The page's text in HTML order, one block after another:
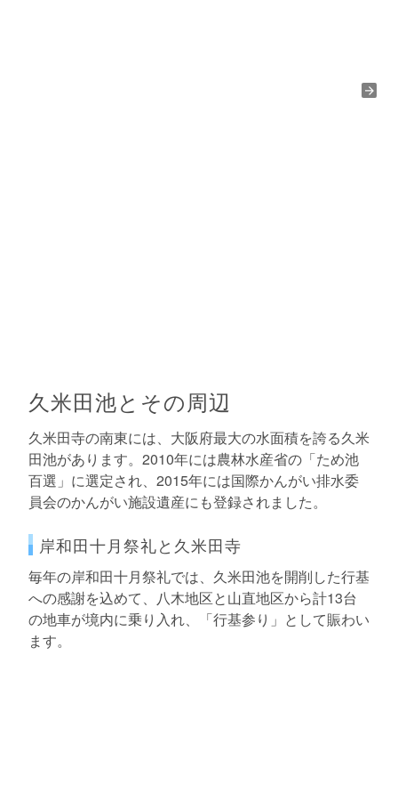
久米田池とその周辺
久米田寺の南東には、大阪府最大の水面積を誇る久米
田池があります。2010年には農林水産省の「ため池
百選」に選定され、2015年には国際かんがい排水委
員会のかんがい施設遺産にも登録されました。
岸和田十月祭礼と久米田寺
毎年の岸和田十月祭礼では、久米田池を開削した行基
への感謝を込めて、八木地区と山直地区から計13台
の地車が境内に乗り入れ、「行基参り」として賑わい
ます。